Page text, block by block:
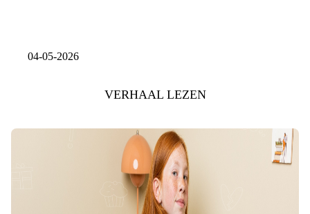
04-05-2026
VERHAAL LEZEN